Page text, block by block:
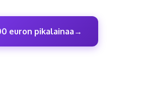
euron pikalainaa